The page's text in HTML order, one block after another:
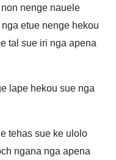
nenge nauele
etue nenge hekou
tal sue iri nga apena
lape hekou sue nga
tehas sue ke ulolo
ngana nga apena